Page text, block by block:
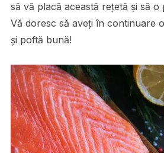
să vă placă această rețetă și să o
Vă doresc să aveți în continuare
și poftă bună!